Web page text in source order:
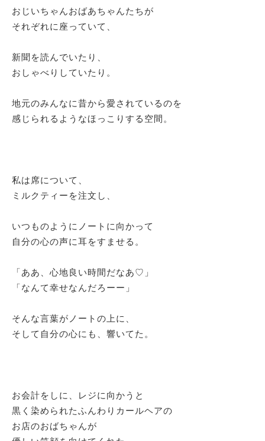
おじいちゃんおばあちゃんたちが
それぞれに座っていて、
新聞を読んでいたり、
おしゃべりしていたり。
地元のみんなに昔から愛されているのを
感じられるようなほっこりする空間。
私は席について、
ミルクティーを注文し、
いつものようにノートに向かって
自分の心の声に耳をすませる。
「ああ、心地良い時間だなあ♡」
「なんて幸せなんだろーー」
そんな言葉がノートの上に、
そして自分の心にも、響いてた。
お会計をしに、レジに向かうと
黒く染められたふんわりカールヘアの
お店のおばちゃんが